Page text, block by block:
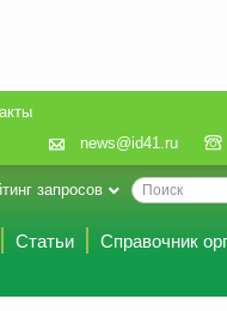
news@id41.ru
запросов
Статьи
Справочник